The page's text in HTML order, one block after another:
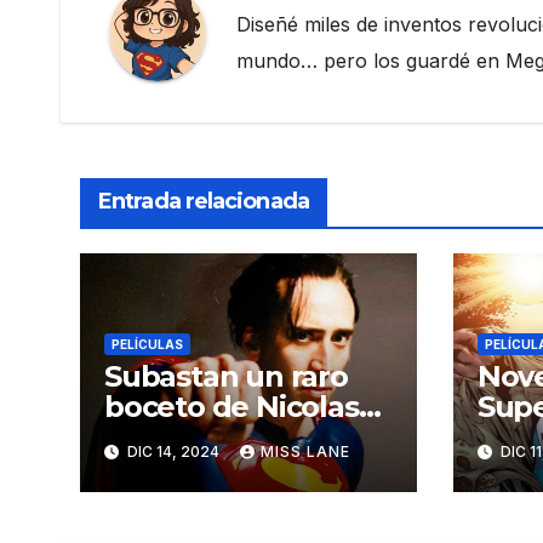
Diseñé miles de inventos
mundo… pero los guardé en
Entrada relacionada
PELÍCULAS
Subastan un raro
boceto de Nicolas
Cage de
«Superman Lives»
DIC 14, 2024 MISS LANE DIC